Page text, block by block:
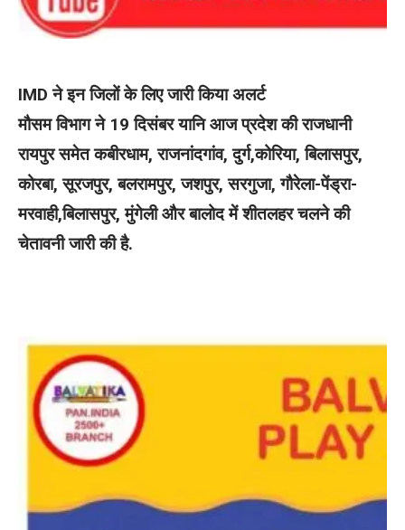
IMD ने इन जिलों के लिए जारी किया अलर्ट
मौसम विभाग ने 19 दिसंबर यानि आज प्रदेश की राजधानी
रायपुर समेत कबीरधाम, राजनांदगांव, दुर्ग,कोरिया, बिलासपुर,
कोरबा, सूरजपुर, बलरामपुर, जशपुर, सरगुजा, गौरेला-पेंड्रा-
मरवाही,बिलासपुर, मुंगेली और बालोद में शीतलहर चलने की
चेतावनी जारी की है.